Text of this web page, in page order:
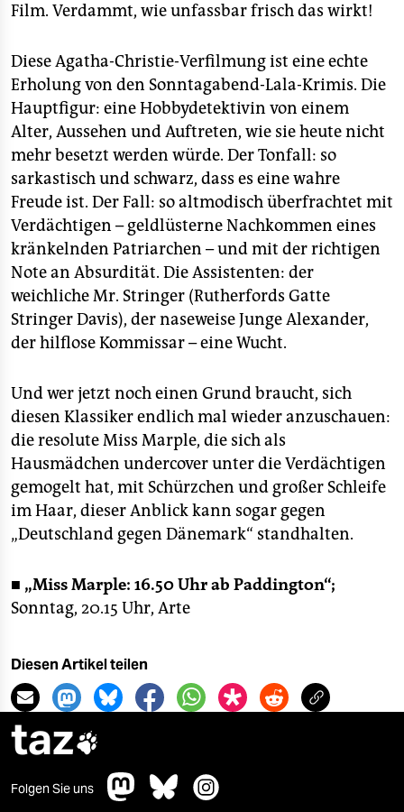
Film. Verdammt, wie unfassbar frisch das wirkt!
Diese Agatha-Christie-Verfilmung ist eine echte
Erholung von den Sonntagabend-Lala-Krimis. Die
Hauptfigur: eine Hobbydetektivin von einem
Alter, Aussehen und Auftreten, wie sie heute nicht
mehr besetzt werden würde. Der Tonfall: so
sarkastisch und schwarz, dass es eine wahre
Freude ist. Der Fall: so altmodisch überfrachtet mit
Verdächtigen – geldlüsterne Nachkommen eines
kränkelnden Patriarchen – und mit der richtigen
Note an Absurdität. Die Assistenten: der
weichliche Mr. Stringer (Rutherfords Gatte
Stringer Davis), der naseweise Junge Alexander,
der hilflose Kommissar – eine Wucht.
Und wer jetzt noch einen Grund braucht, sich
diesen Klassiker endlich mal wieder anzuschauen:
die resolute Miss Marple, die sich als
Hausmädchen undercover unter die Verdächtigen
gemogelt hat, mit Schürzchen und großer Schleife
im Haar, dieser Anblick kann sogar gegen
„Deutschland gegen Dänemark“ standhalten.
■ „Miss Marple: 16.50 Uhr ab Paddington“;
Sonntag, 20.15 Uhr, Arte
Diesen Artikel teilen
taz
Folgen Sie uns